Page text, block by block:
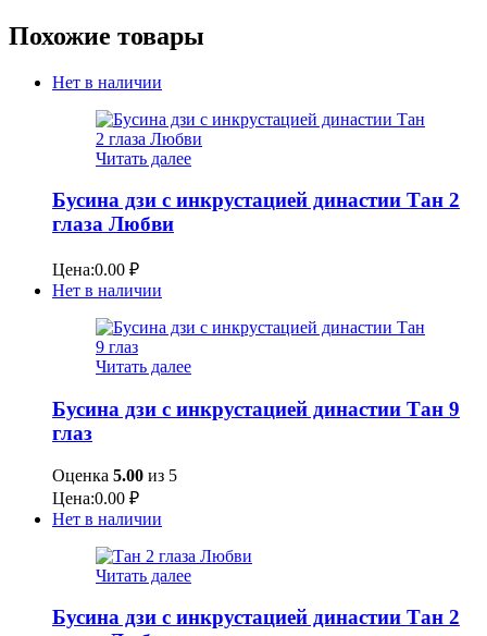
Похожие товары
Нет в наличии
Читать далее
Бусина дзи с инкрустацией династии Тан 2
глаза Любви
Цена:0.00 ₽
Нет в наличии
Читать далее
Бусина дзи с инкрустацией династии Тан 9
глаз
Оценка 5.00 из 5
Цена:0.00 ₽
Нет в наличии
Читать далее
Бусина дзи с инкрустацией династии Тан 2